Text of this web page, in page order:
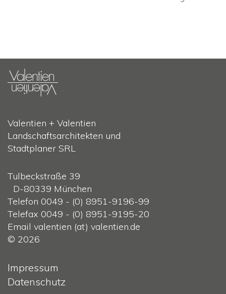
Valentien + Valentien
Landschaftsarchitekten und
Stadtplaner SRL
Tulbeckstraße 39
D-80339 München
Telefon 0049 - (0) 8951-9196-99
Telefax 0049 - (0) 8951-9195-20
Email valentien (at) valentien.de
© 2026
Impressum
Datenschutz